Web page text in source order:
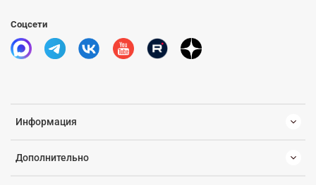
Информация
Дополнительно
Соцсети